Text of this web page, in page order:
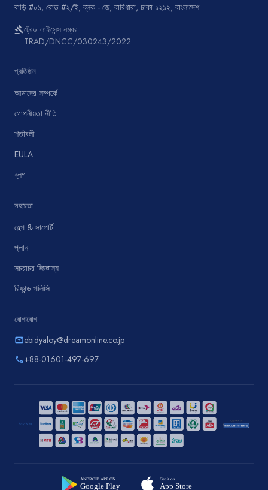
বাড়ি #০১, রোড #২/ই, ব্লক - জে, বারিধারা, ঢাকা ১২১২, বাংলাদেশ
gavelট্রেড লাইসেন্স নম্বর
TRAD/DNCC/030243/2022
প্রতিষ্ঠান
আমাদের সম্পর্কে
গোপনীয়তা নীতি
শর্তাবলী
EULA
ব্লগ
সহায়তা
হেল্প & সাপোর্ট
প্লান
সচরাচর জিজ্ঞাস্য
রিফান্ড পলিসি
যোগাযোগ
emailebidyaloy@dreamonline.co.jp
phone+88-01601-497-697